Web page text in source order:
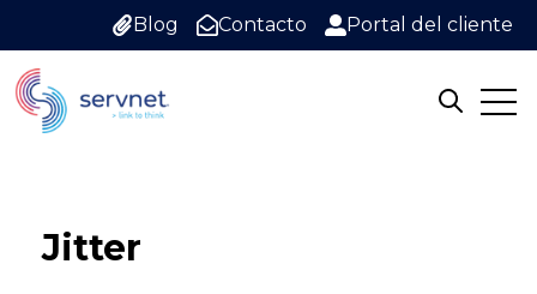
Blog Contacto Portal del cliente
Open
Jitter